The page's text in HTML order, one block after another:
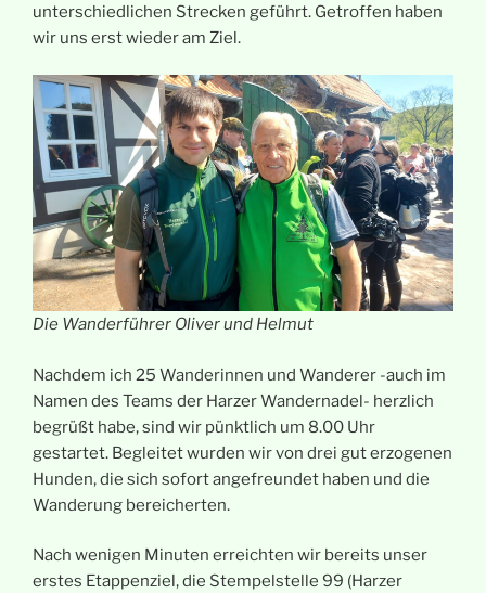
unterschiedlichen Strecken geführt. Getroffen haben
wir uns erst wieder am Ziel.
Die Wanderführer Oliver und Helmut
Nachdem ich 25 Wanderinnen und Wanderer -auch im
Namen des Teams der Harzer Wandernadel- herzlich
begrüßt habe, sind wir pünktlich um 8.00 Uhr
gestartet. Begleitet wurden wir von drei gut erzogenen
Hunden, die sich sofort angefreundet haben und die
Wanderung bereicherten.
Nach wenigen Minuten erreichten wir bereits unser
erstes Etappenziel, die Stempelstelle 99 (Harzer